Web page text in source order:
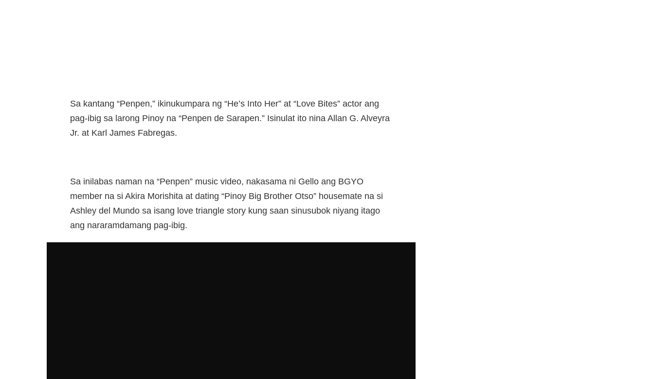
Sa kantang “Penpen,” ikinukumpara ng “He’s Into Her” at “Love Bites” actor ang
pag-ibig sa larong Pinoy na “Penpen de Sarapen.” Isinulat ito nina Allan G. Alveyra
Jr. at Karl James Fabregas.
Sa inilabas naman na “Penpen” music video, nakasama ni Gello ang BGYO
member na si Akira Morishita at dating “Pinoy Big Brother Otso” housemate na si
Ashley del Mundo sa isang love triangle story kung saan sinusubok niyang itago
ang nararamdamang pag-ibig.